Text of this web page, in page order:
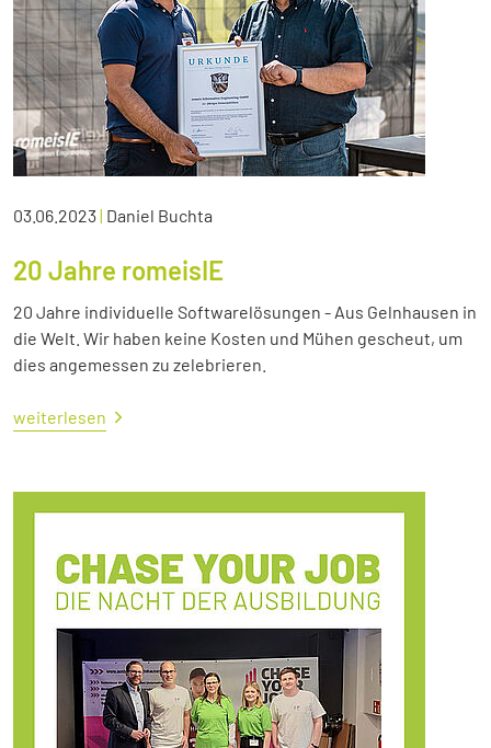
03.06.2023| Daniel Buchta
20 Jahre romeisIE
20 Jahre individuelle Softwarelösungen - Aus Gelnhausen in
die Welt. Wir haben keine Kosten und Mühen gescheut, um
dies angemessen zu zelebrieren.
weiterlesen